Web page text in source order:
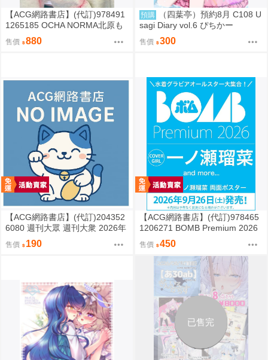
【ACG網路書店】(代訂)978491
1265185 OCHA NORMA北原も
も 寫真集「もももてぃーん。」
售價 880
預購
（四葉亭）預約8月 C108 U
sagi Diary vol.6 ぴちかー
售價 300
【ACG網路書店】(代訂)204352
6080 週刊大眾 週刊大衆 2026年
8月31日號 附:海報
售價 190
【ACG網路書店】(代訂)978465
1206271 BOMB Premium 2026
封面:一ノ瀬瑠菜 附:雙面海報
售價 450
已售完